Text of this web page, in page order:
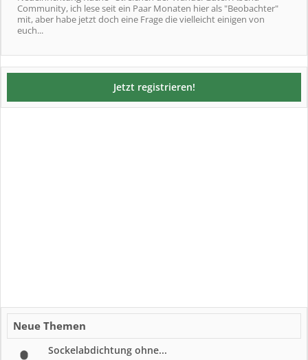
Community, ich lese seit ein Paar Monaten hier als "Beobachter"
mit, aber habe jetzt doch eine Frage die vielleicht einigen von
euch...
Jetzt registrieren!
Neue Themen
Sockelabdichtung ohne...